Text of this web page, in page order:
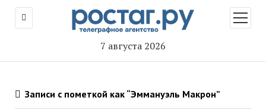
7 августа 2026
меню
Записи с пометкой как “Эммануэль Макрон”